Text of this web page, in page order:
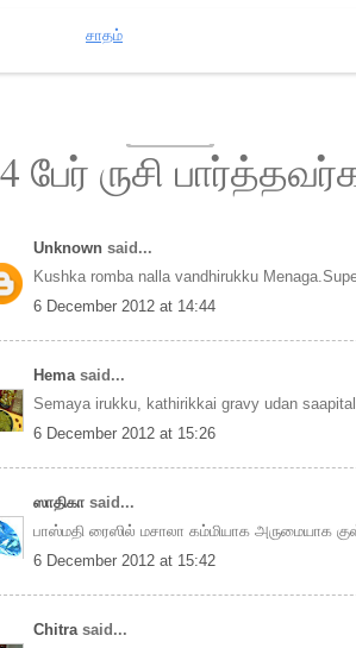
சாதம்
பேர் ருசி
Unknown said...
Kushka romba nalla vandhirukku
6 December 2012 at 14:44
Hema said...
Semaya irukku, kathirikkai gravy udan
6 December 2012 at 15:26
ஸாதிகா said...
பாஸ்மதி ரைஸில் மசாலா கம்மியாக அருமையாக
6 December 2012 at 15:42
Chitra said...